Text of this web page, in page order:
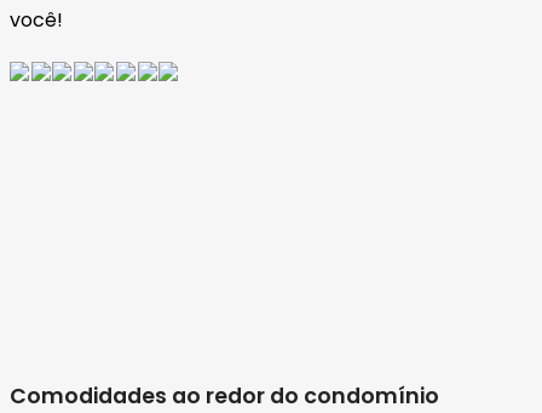
você!
Comodidades ao redor do condomínio